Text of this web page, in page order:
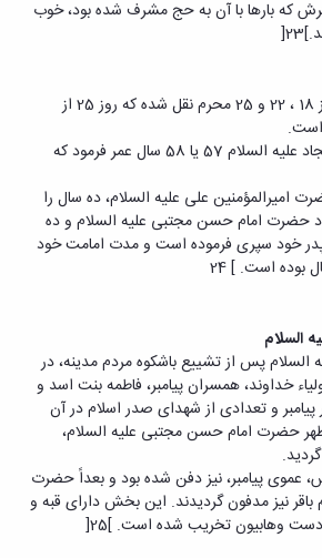
که بارها با آن به حج مشرف شده بود، خوب
روز شهادت امام سجاد نیز 18 ، 22 و 25 محرم نقل شده که روز 25 از
است.
بنا بر این روایات، امام سجاد علیه السلام 57 یا 58 سال عمر فرمود که
امیرالمؤمنین علی علیه السلام، ده سال را
حضرت امام حسن مجتبی علیه السلام و ده
خود سپری فرموده است و مدت امامت خود
السلام
السلام پس از تشییع باشکوه مردم مدینه، در
خداوند، همسران پیامبر، فاطمه بنت اسد و
پیامبر و تعدادی از شهدای صدر اسلام در آن
مطهر حضرت امام حسن مجتبی علیه السلام،
عموی پیامبر، نیز دفن شده بود و بعداً حضرت
نیز مدفون گردیدند. این بخش دارای قبه و
دست وهابیون تخریب شده است. ]25[